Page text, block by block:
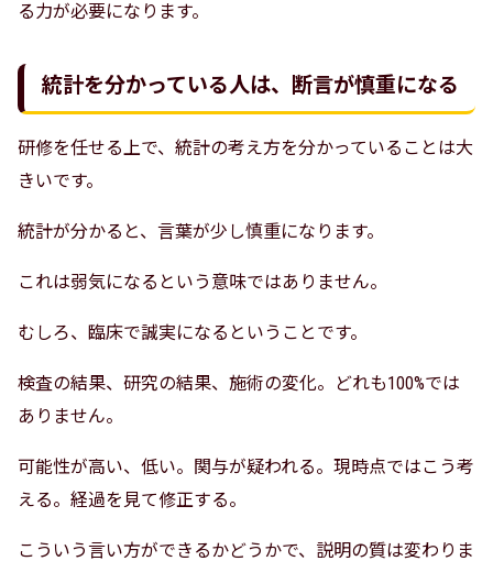
る力が必要になります。
統計を分かっている人は、断言が慎重になる
研修を任せる上で、統計の考え方を分かっていることは大
きいです。
統計が分かると、言葉が少し慎重になります。
これは弱気になるという意味ではありません。
むしろ、臨床で誠実になるということです。
検査の結果、研究の結果、施術の変化。どれも100%では
ありません。
可能性が高い、低い。関与が疑われる。現時点ではこう考
える。経過を見て修正する。
こういう言い方ができるかどうかで、説明の質は変わりま